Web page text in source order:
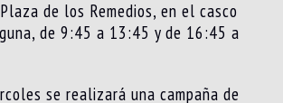
de los Remedios, en el casco
de 9:45 a 13:45 y de 16:45 a
se realizará una campaña de